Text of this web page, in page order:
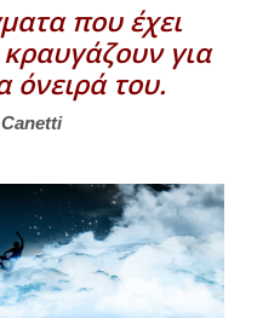
που έχει
κραυγάζουν για
όνειρά του.